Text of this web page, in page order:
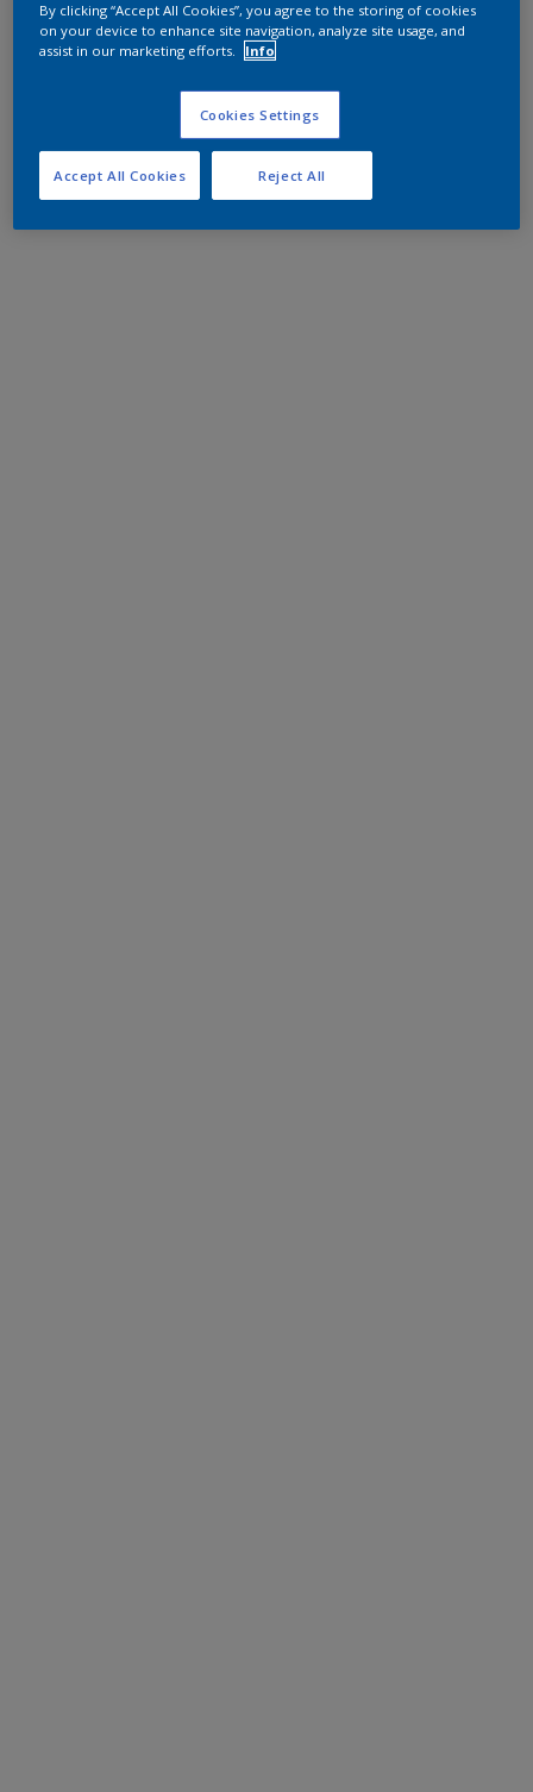
By clicking “Accept All Cookies”, you agree to the storing of cookies
on your device to enhance site navigation, analyze site usage, and
assist in our marketing efforts.
Info
Cookies Settings
Reject All
Accept All Cookies